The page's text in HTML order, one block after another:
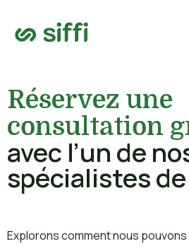
›
Réservez une
consultation
avec l’un de
spécialistes
Explorons comment nous